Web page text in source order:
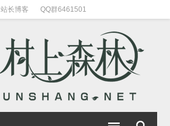
站长博客 QQ群6461501